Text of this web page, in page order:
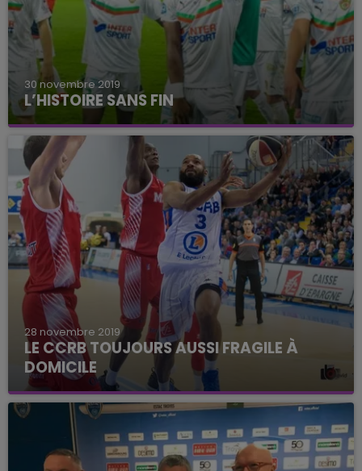
30 novembre 2019
L’HISTOIRE SANS FIN
Le CS Sedan Ardennes aligne un 13ème succès en
13 rencontres
28 novembre 2019
LE CCRB TOUJOURS AUSSI FRAGILE À
DOMICILE
Les basketteurs marnais ont été dominés par
Monaco